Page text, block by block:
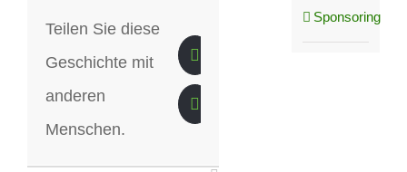
Teilen Sie diese
Geschichte mit
anderen
Menschen.
Sponsoring